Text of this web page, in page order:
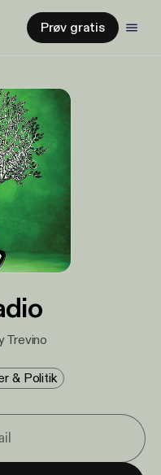
Prøv gratis
Trevino
& Politik